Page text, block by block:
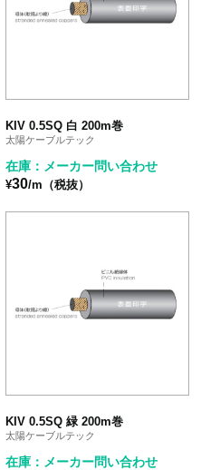
KIV 0.5SQ 白 200m巻
太陽ケーブルテック
在庫：メーカー問い合わせ
¥30/m（税抜）
KIV 0.5SQ 緑 200m巻
太陽ケーブルテック
在庫：メーカー問い合わせ